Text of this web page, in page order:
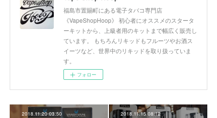
福島市置賜町にある電子タバコ専門店
《VapeShopHoop》 初心者にオススメのスタータ
ーキットから、上級者用のキットまで幅広く販売し
ています。 もちろんリキッドもフルーツやお酒ス
イーツなど、世界中のリキッドを取り扱っていま
す。
フォロー
2018.11.20 03:50 2018.11.15 08:12